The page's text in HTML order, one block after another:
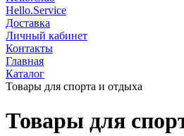
Hello.Service
Доставка
Личный кабинет
Контакты
Главная
Каталог
Товары для спорта и отдыха
Товары для